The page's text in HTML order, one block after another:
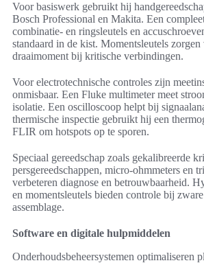
Voor basiswerk gebruikt hij
Bosch Professional en Makita. Een
combinatie- en ringsleutels en
standaard in de kist. Momentsleutels
draaimoment bij kritische verbindingen.
Voor electrotechnische controles zijn
onmisbaar. Een Fluke multimeter meet
isolatie. Een oscilloscoop helpt bij
thermische inspectie gebruikt hij een
FLIR om hotspots op te sporen.
Speciaal gereedschap zoals gekalibreerde
persgereedschappen, micro-ohmmeters en
verbeteren diagnose en betrouwbaarheid.
en momentsleutels bieden controle bij
assemblage.
Software en digitale hulpmiddelen
Onderhoudsbeheersystemen optimaliseren